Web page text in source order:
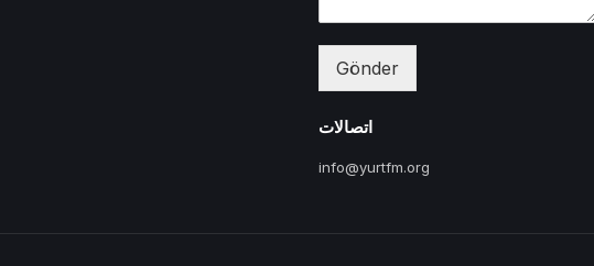
Gönder
اتصالات
info@yurtfm.org